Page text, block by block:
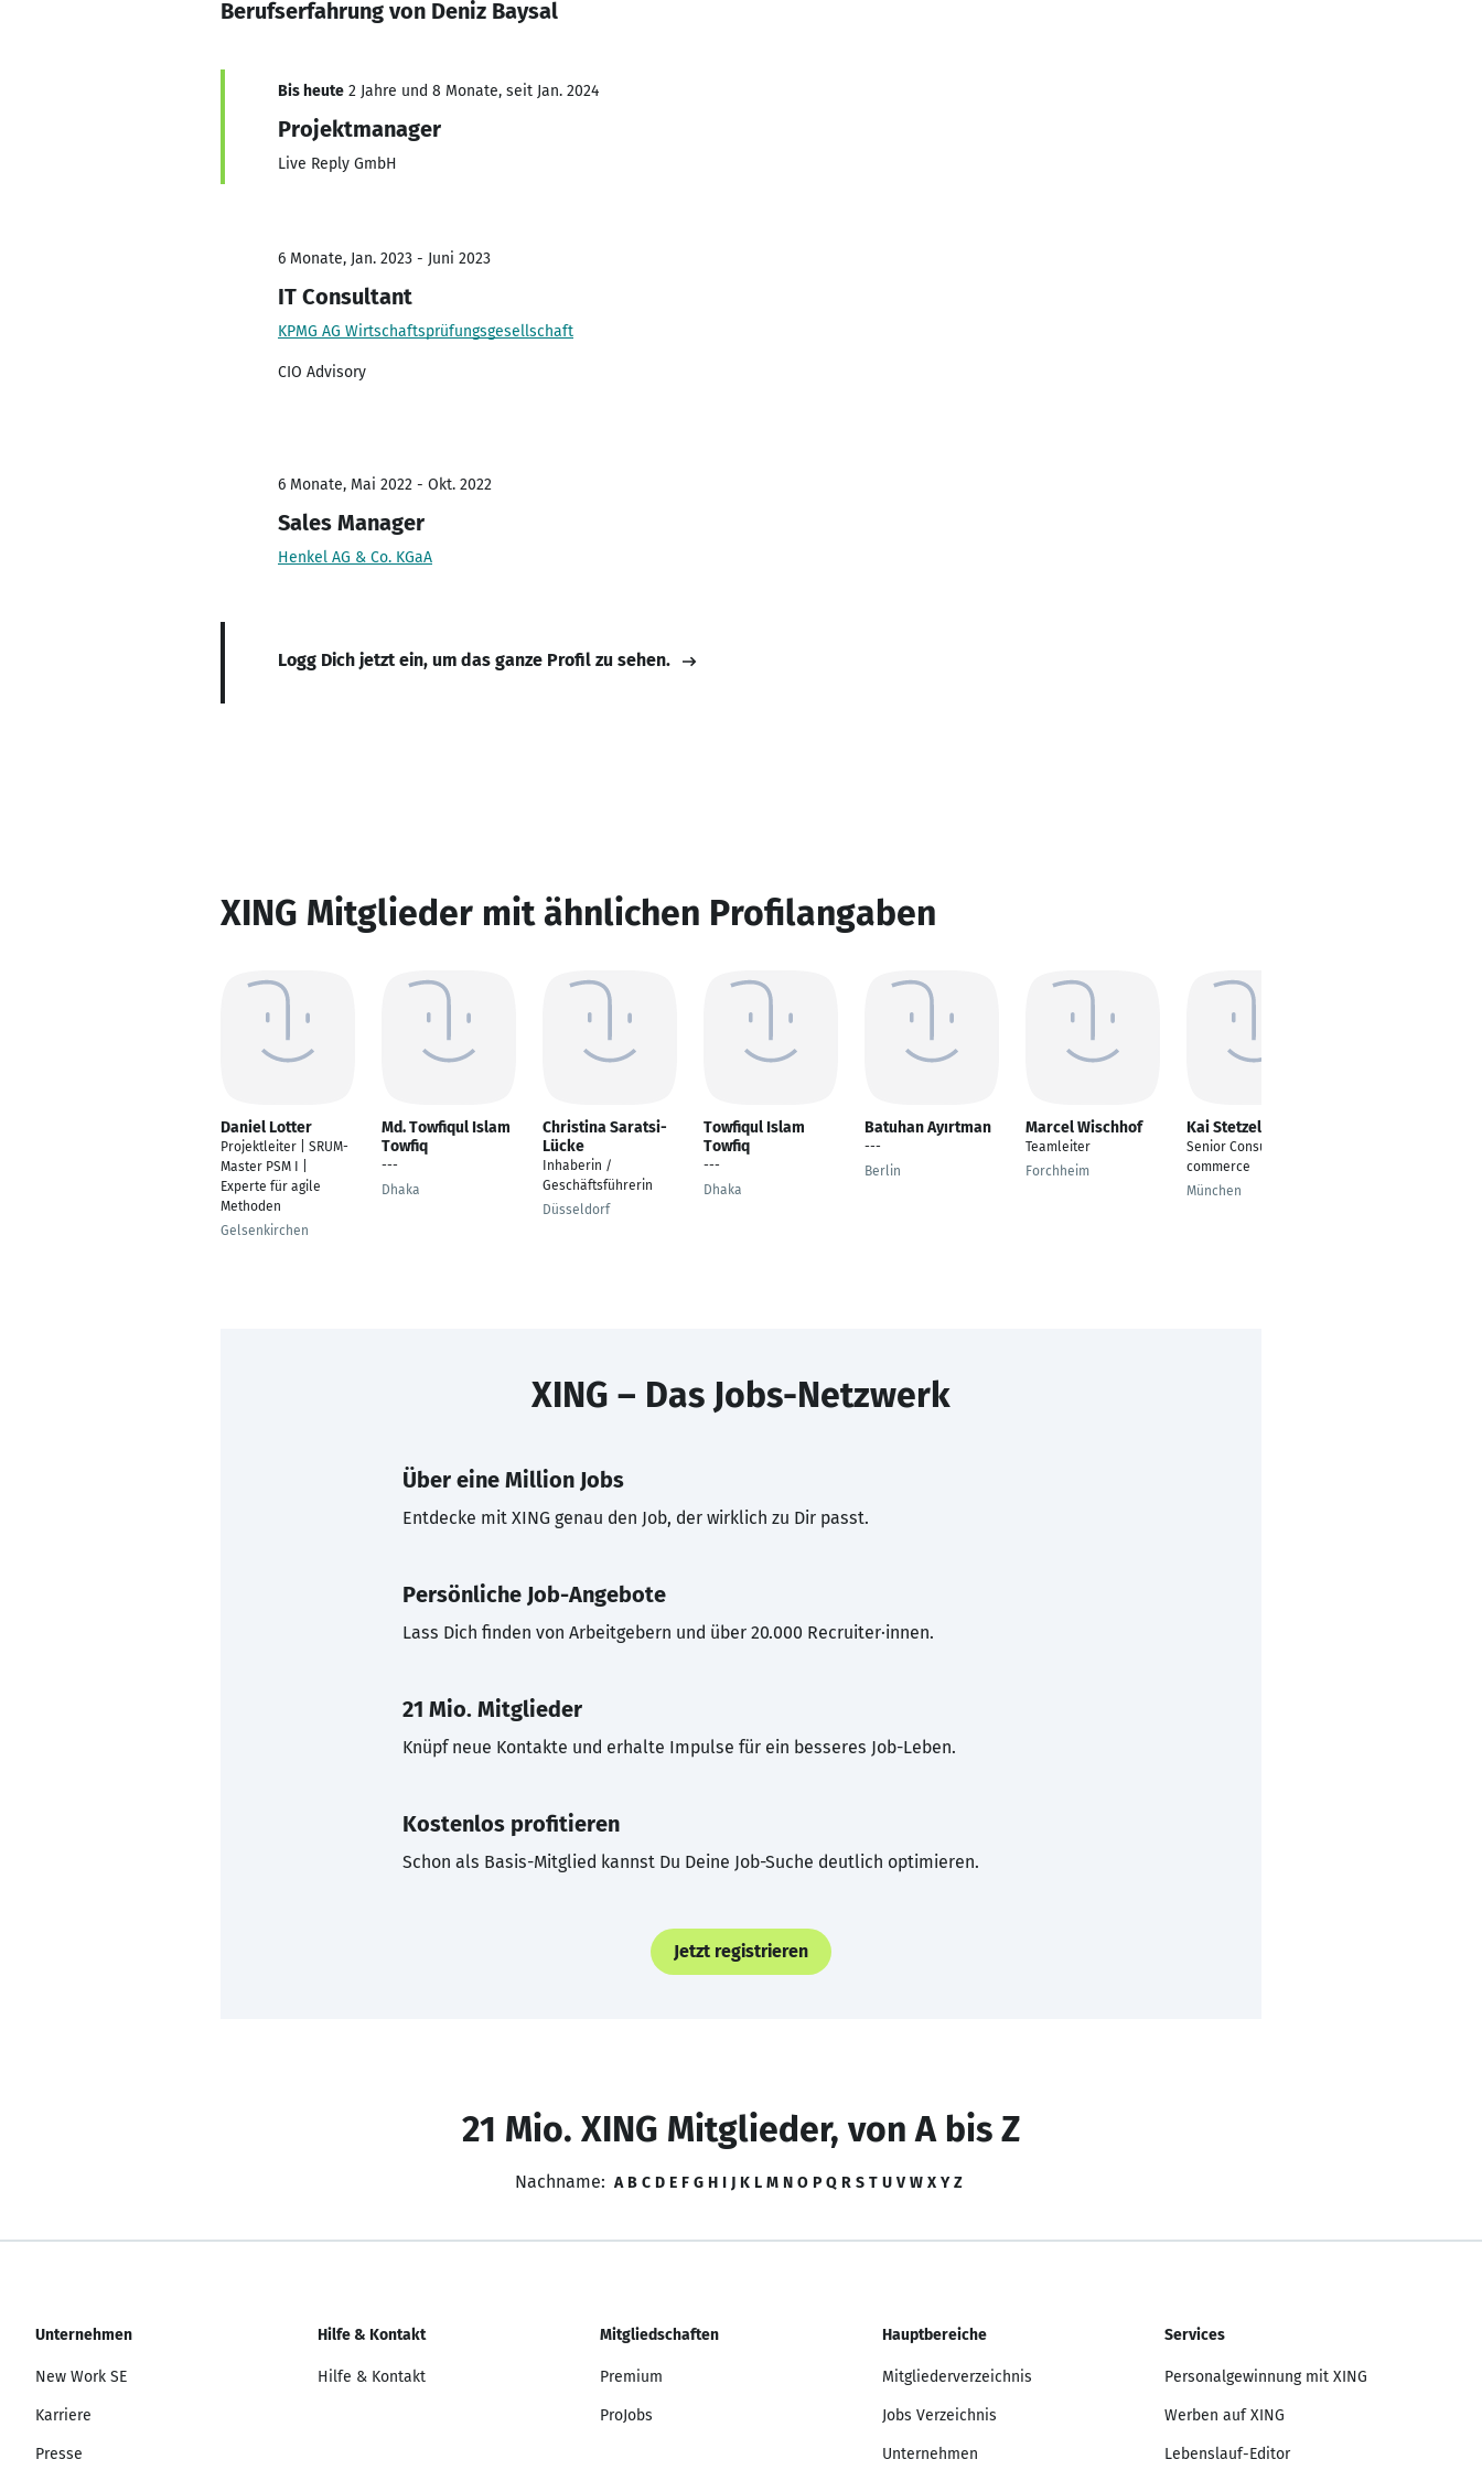
Berufserfahrung von Deniz Baysal
Bis heute 2 Jahre und 8 Monate, seit Jan. 2024
Projektmanager
Live Reply GmbH
6 Monate, Jan. 2023 - Juni 2023
IT Consultant
KPMG AG Wirtschaftsprüfungsgesellschaft
CIO Advisory
6 Monate, Mai 2022 - Okt. 2022
Sales Manager
Henkel AG & Co. KGaA
Logg Dich jetzt ein, um das ganze Profil zu sehen.
XING Mitglieder mit ähnlichen Profilangaben
Daniel Lotter
Projektleiter | SRUM-
Master PSM I |
Experte für agile
Methoden
Gelsenkirchen
Md. Towfiqul Islam
Towfiq
---
Dhaka
Christina Saratsi-
Lücke
Inhaberin /
Geschäftsführerin
Düsseldorf
Towfiqul Islam
Towfiq
---
Dhaka
Batuhan Ayırtman
---
Berlin
Marcel Wischhof
Teamleiter
Forchheim
Kai Stetzelberg
Senior Consultant E-
commerce
München
XING – Das Jobs-Netzwerk
Über eine Million Jobs
Entdecke mit XING genau den Job, der wirklich zu Dir passt.
Persönliche Job-Angebote
Lass Dich finden von Arbeitgebern und über 20.000 Recruiter·innen.
21 Mio. Mitglieder
Knüpf neue Kontakte und erhalte Impulse für ein besseres Job-Leben.
Kostenlos profitieren
Schon als Basis-Mitglied kannst Du Deine Job-Suche deutlich optimieren.
Jetzt registrieren
21 Mio. XING Mitglieder, von A bis Z
Nachname: A B C D E F G H I J K L M N O P Q R S T U V W X Y Z
Unternehmen
New Work SE
Karriere
Presse
Hilfe & Kontakt
Hilfe & Kontakt
Mitgliedschaften
Premium
ProJobs
Hauptbereiche
Mitgliederverzeichnis
Jobs Verzeichnis
Unternehmen
Services
Personalgewinnung mit XING
Werben auf XING
Lebenslauf-Editor